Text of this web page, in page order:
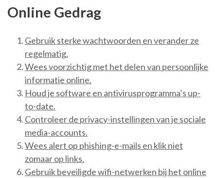
Online Gedrag
Gebruik sterke wachtwoorden en verander ze
regelmatig.
Wees voorzichtig met het delen van persoonlijke
informatie online.
Houd je software en antivirusprogramma’s up-
to-date.
Controleer de privacy-instellingen van je sociale
media-accounts.
Wees alert op phishing-e-mails en klik niet
zomaar op links.
Gebruik beveiligde wifi-netwerken bij het online